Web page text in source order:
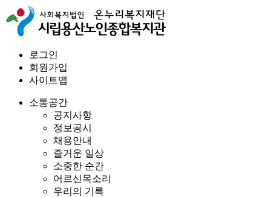
로그인
회원가입
사이트맵
소통공간
공지사항
정보공시
채용안내
즐거운 일상
소중한 순간
어르신목소리
우리의 기록